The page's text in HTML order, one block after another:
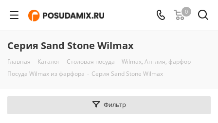
0
Серия Sand Stone Wilmax
Главная - Каталог - Столовая посуда - Wilmax, Англия, фарфор -
Посуда Wilmax из фарфора - Серия Sand Stone Wilmax
Фильтр